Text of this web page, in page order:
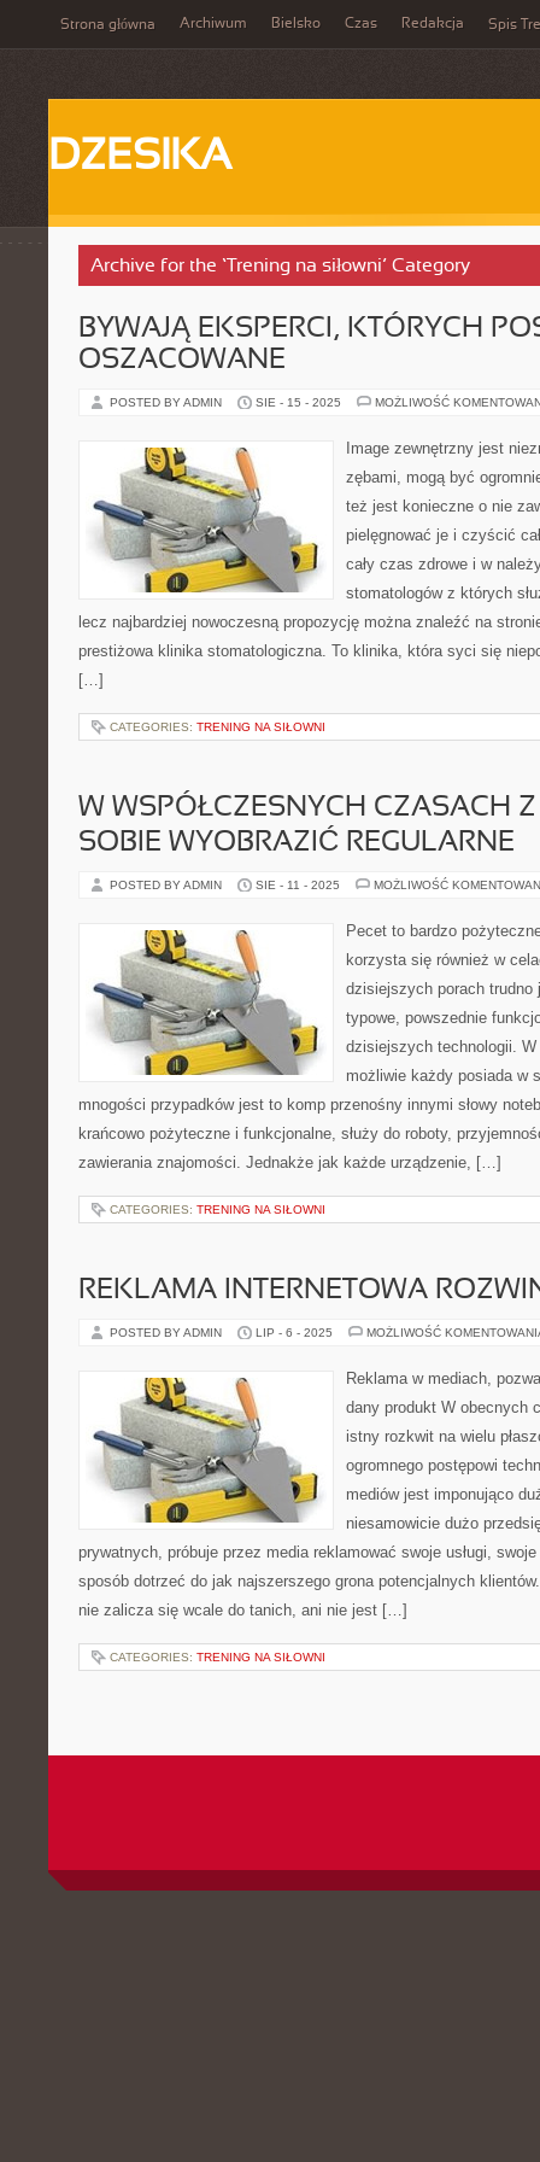
Strona główna Archiwum Bielsko Czas Redakcja Spis
DZESIKA
Archive for the ‘Trening na siłowni’ Category
BYWAJĄ EKSPERCI, KTÓRYCH
OSZACOWANE
POSTED BY ADMIN SIE - 15 - 2025 MOŻLIWOŚĆ
Image zewnętrzny jest
zębami, mogą być
też jest konieczne o nie
pielęgnować je i czyścić
cały czas zdrowe i w
stomatologów z których
lecz najbardziej nowoczesną propozycję można znaleźć na
prestiżowa klinika stomatologiczna. To klinika, która syci się
[…]
CATEGORIES: TRENING NA SIŁOWNI
W WSPÓŁCZESNYCH CZASACH Z
SOBIE WYOBRAZIĆ REGULARNE
POSTED BY ADMIN SIE - 11 - 2025 MOŻLIWOŚĆ
Pecet to bardzo
korzysta się również w
dzisiejszych porach trudno
typowe, powszednie
dzisiejszych technologii.
możliwie każdy posiada w
mnogości przypadków jest to komp przenośny innymi słowy
krańcowo pożyteczne i funkcjonalne, służy do roboty,
zawierania znajomości. Jednakże jak każde urządzenie, […]
CATEGORIES: TRENING NA SIŁOWNI
REKLAMA INTERNETOWA
POSTED BY ADMIN LIP - 6 - 2025 MOŻLIWOŚĆ
Reklama w mediach,
dany produkt W obecnych
istny rozkwit na wielu
ogromnego postępowi
mediów jest imponująco
niesamowicie dużo
prywatnych, próbuje przez media reklamować swoje usługi,
sposób dotrzeć do jak najszerszego grona potencjalnych
nie zalicza się wcale do tanich, ani nie jest […]
CATEGORIES: TRENING NA SIŁOWNI